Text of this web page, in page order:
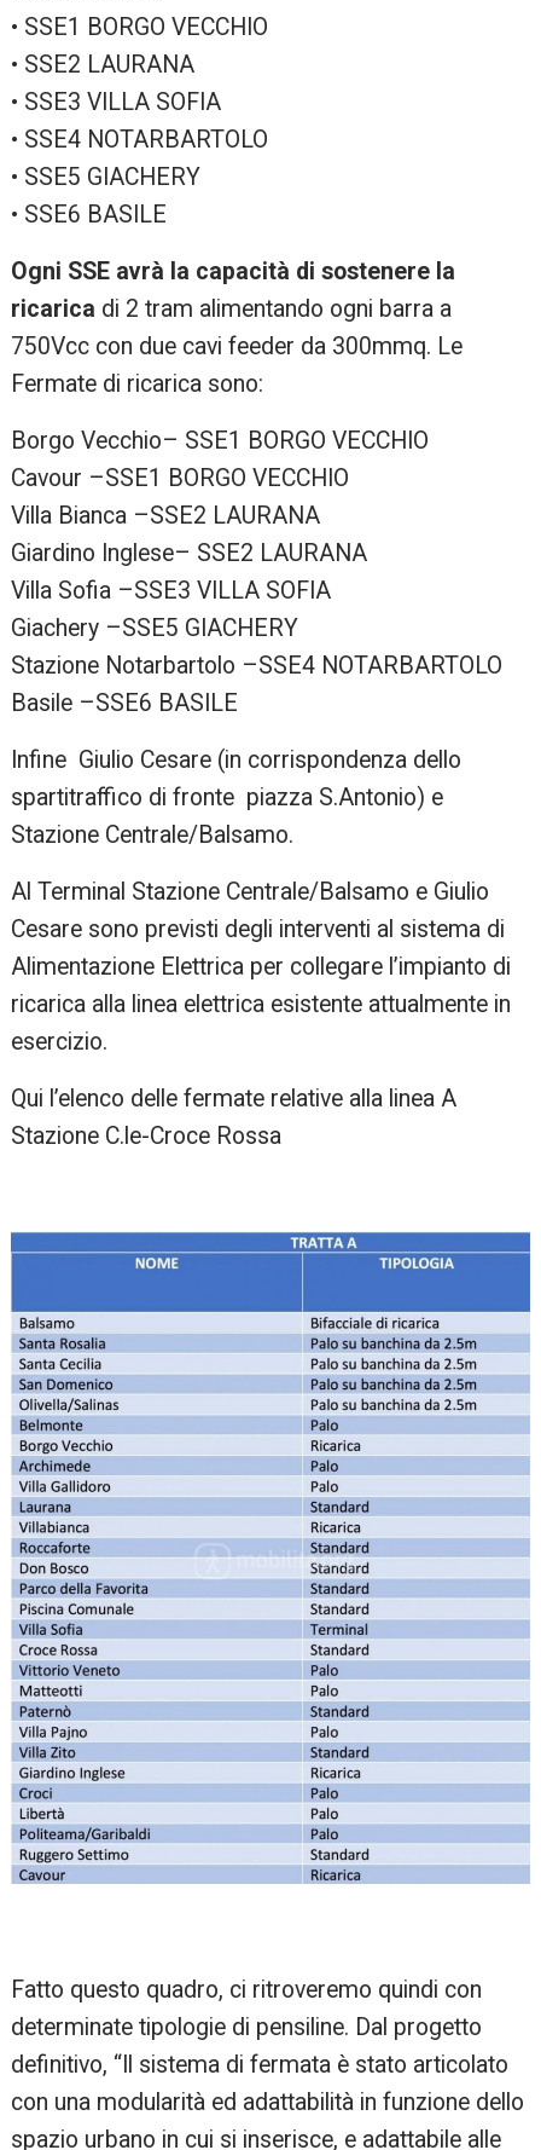
• SSE1 BORGO VECCHIO
• SSE2 LAURANA
• SSE3 VILLA SOFIA
• SSE4 NOTARBARTOLO
• SSE5 GIACHERY
• SSE6 BASILE
Ogni SSE avrà la capacità di sostenere la
ricarica di 2 tram alimentando ogni barra a
750Vcc con due cavi feeder da 300mmq. Le
Fermate di ricarica sono:
Borgo Vecchio– SSE1 BORGO VECCHIO
Cavour –SSE1 BORGO VECCHIO
Villa Bianca –SSE2 LAURANA
Giardino Inglese– SSE2 LAURANA
Villa Sofia –SSE3 VILLA SOFIA
Giachery –SSE5 GIACHERY
Stazione Notarbartolo –SSE4 NOTARBARTOLO
Basile –SSE6 BASILE
Infine Giulio Cesare (in corrispondenza dello
spartitraffico di fronte piazza S.Antonio) e
Stazione Centrale/Balsamo.
Al Terminal Stazione Centrale/Balsamo e Giulio
Cesare sono previsti degli interventi al sistema di
Alimentazione Elettrica per collegare l’impianto di
ricarica alla linea elettrica esistente attualmente in
esercizio.
Qui l’elenco delle fermate relative alla linea A
Stazione C.le-Croce Rossa
Fatto questo quadro, ci ritroveremo quindi con
determinate tipologie di pensiline. Dal progetto
definitivo, “Il sistema di fermata è stato articolato
con una modularità ed adattabilità in funzione dello
spazio urbano in cui si inserisce, e adattabile alle